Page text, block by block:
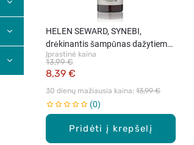
Pridėti į krepšelį
HELEN SEWARD, SYNEBI,
drėkinantis šampūnas dažytiems
plaukams, 300 ml
Įprastinė kaina
8,39 €
13,99 €
30 dienų mažiausia kaina: 13,99 €
0